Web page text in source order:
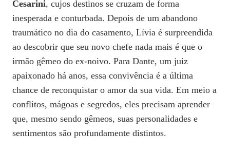
Cesarini, cujos destinos se cruzam de forma
inesperada e conturbada. Depois de um abandono
traumático no dia do casamento, Lívia é surpreendida
ao descobrir que seu novo chefe nada mais é que o
irmão gêmeo do ex-noivo. Para Dante, um juiz
apaixonado há anos, essa convivência é a última
chance de reconquistar o amor da sua vida. Em meio a
conflitos, mágoas e segredos, eles precisam aprender
que, mesmo sendo gêmeos, suas personalidades e
sentimentos são profundamente distintos.